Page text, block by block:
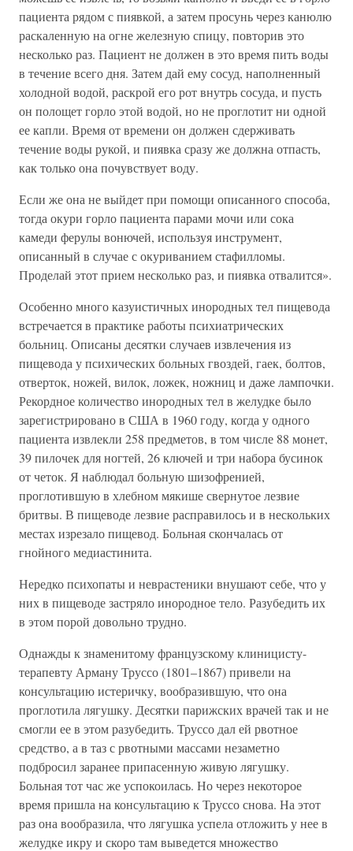
пациента рядом с пиявкой, а затем просунь через канюлю
раскаленную на огне железную спицу, повторив это
несколько раз. Пациент не должен в это время пить воды
в течение всего дня. Затем дай ему сосуд, наполненный
холодной водой, раскрой его рот внутрь сосуда, и пусть
он полощет горло этой водой, но не проглотит ни одной
ее капли. Время от времени он должен сдерживать
течение воды рукой, и пиявка сразу же должна отпасть,
как только она почувствует воду.
Если же она не выйдет при помощи описанного способа,
тогда окури горло пациента парами мочи или сока
камеди ферулы вонючей, используя инструмент,
описанный в случае с окуриванием стафилломы.
Проделай этот прием несколько раз, и пиявка отвалится».
Особенно много казуистичных инородных тел пищевода
встречается в практике работы психиатрических
больниц. Описаны десятки случаев извлечения из
пищевода у психических больных гвоздей, гаек, болтов,
отверток, ножей, вилок, ложек, ножниц и даже лампочки.
Рекордное количество инородных тел в желудке было
зарегистрировано в США в 1960 году, когда у одного
пациента извлекли 258 предметов, в том числе 88 монет,
39 пилочек для ногтей, 26 ключей и три набора бусинок
от четок. Я наблюдал больную шизофренией,
проглотившую в хлебном мякише свернутое лезвие
бритвы. В пищеводе лезвие расправилось и в нескольких
местах изрезало пищевод. Больная скончалась от
гнойного медиастинита.
Нередко психопаты и неврастеники внушают себе, что у
них в пищеводе застряло инородное тело. Разубедить их
в этом порой довольно трудно.
Однажды к знаменитому французскому клиницисту-
терапевту Арману Труссо (1801–1867) привели на
консультацию истеричку, вообразившую, что она
проглотила лягушку. Десятки парижских врачей так и не
смогли ее в этом разубедить. Труссо дал ей рвотное
средство, а в таз с рвотными массами незаметно
подбросил заранее припасенную живую лягушку.
Больная тот час же успокоилась. Но через некоторое
время пришла на консультацию к Труссо снова. На этот
раз она вообразила, что лягушка успела отложить у нее в
желудке икру и скоро там выведется множество